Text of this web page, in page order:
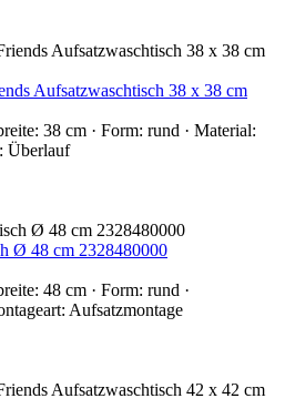
Aufsatzwaschtisch 38 x 38 cm
38 cm · Form: rund · Material:
Überlauf
Ø 48 cm 2328480000
48 cm · Form: rund ·
Aufsatzmontage